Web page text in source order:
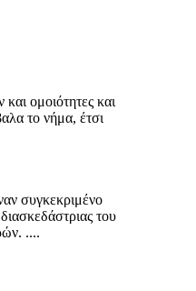
ομοιότητες και
το νήμα, έτσι
συγκεκριμένο
του
....